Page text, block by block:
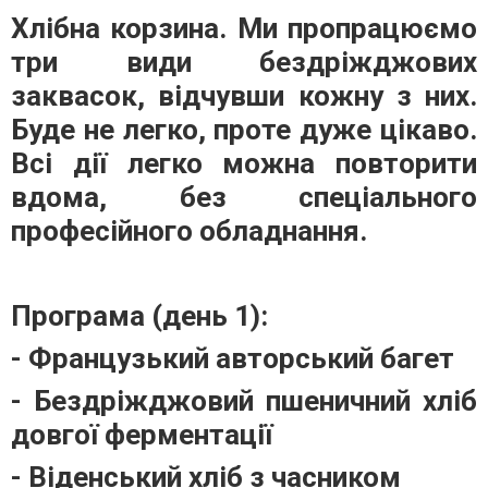
Хлібна корзина. Ми пропрацюємо
три види бездріжджових
заквасок, відчувши кожну з них.
Буде не легко, проте дуже цікаво.
Всі дії легко можна повторити
вдома, без спеціального
професійного обладнання.
Програма (день 1):
- Французький авторський багет
- Бездріжджовий пшеничний хліб
довгої ферментації
- Віденський хліб з часником